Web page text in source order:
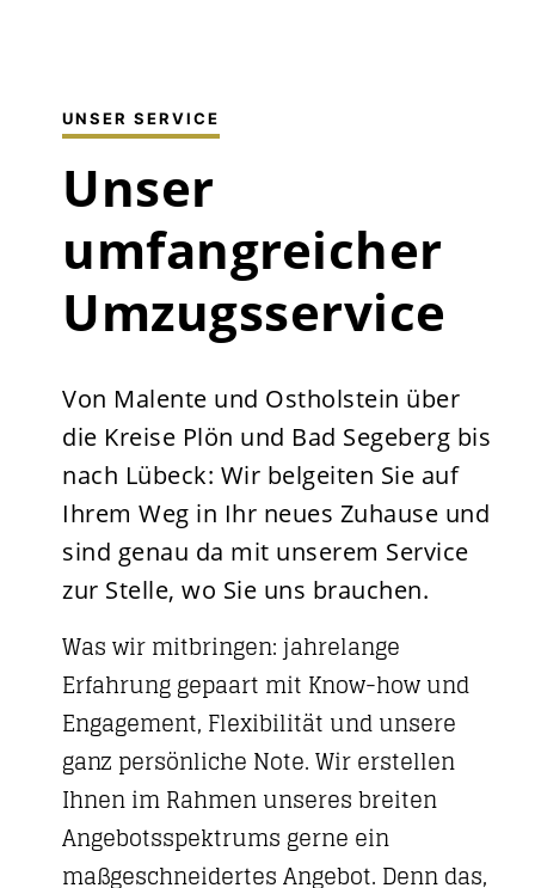
UNSER SERVICE
Unser
umfangreicher
Umzugsservice
Von Malente und Ostholstein über
die Kreise Plön und Bad Segeberg bis
nach Lübeck: Wir belgeiten Sie auf
Ihrem Weg in Ihr neues Zuhause und
sind genau da mit unserem Service
zur Stelle, wo Sie uns brauchen.
Was wir mitbringen: jahrelange
Erfahrung gepaart mit Know-how und
Engagement, Flexibilität und unsere
ganz persönliche Note. Wir erstellen
Ihnen im Rahmen unseres breiten
Angebotsspektrums gerne ein
maßgeschneidertes Angebot. Denn das,